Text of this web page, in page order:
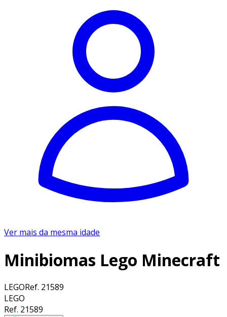
Ver mais da mesma idade
Minibiomas Lego Minecraft
LEGORef. 21589
LEGO
Ref. 21589